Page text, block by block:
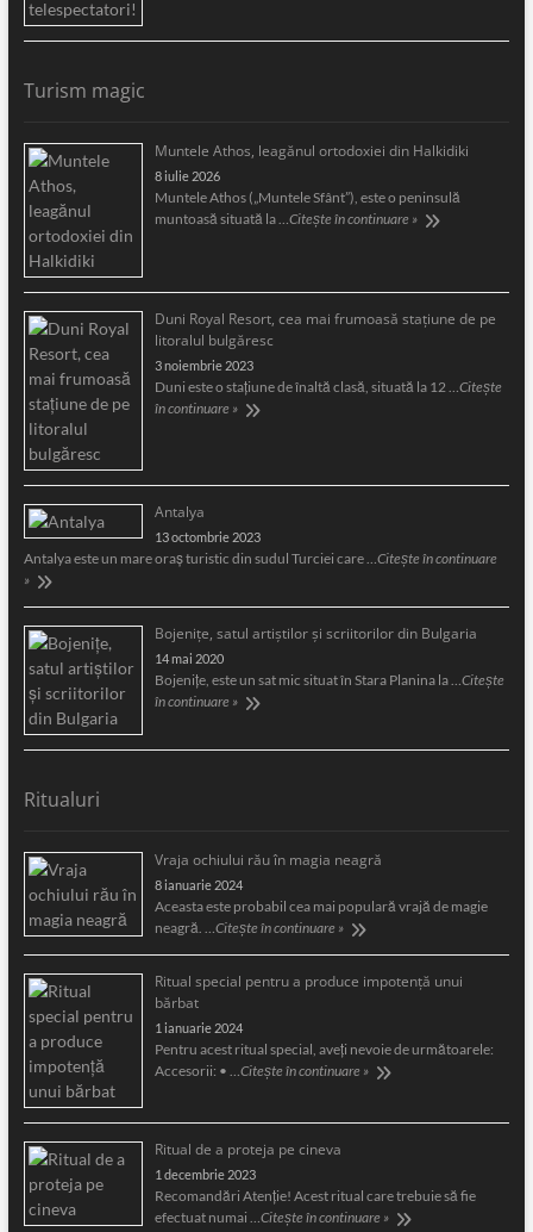
Turism magic
Muntele Athos, leagănul ortodoxiei din Halkidiki
8 iulie 2026
Muntele Athos („Muntele Sfânt”), este o peninsulă
muntoasă situată la … Citește în continuare »
Duni Royal Resort, cea mai frumoasă staţiune de pe
litoralul bulgăresc
3 noiembrie 2023
Duni este o staţiune de înaltă clasă, situată la 12 … Citește
în continuare »
Antalya
13 octombrie 2023
Antalya este un mare oraş turistic din sudul Turciei care … Citește în continuare
»
Bojeniţe, satul artiştilor şi scriitorilor din Bulgaria
14 mai 2020
Bojeniţe, este un sat mic situat în Stara Planina la … Citește
în continuare »
Ritualuri
Vraja ochiului rău în magia neagră
8 ianuarie 2024
Aceasta este probabil cea mai populară vrajă de magie
neagră. … Citește în continuare »
Ritual special pentru a produce impotență unui
bărbat
1 ianuarie 2024
Pentru acest ritual special, aveți nevoie de următoarele:
Accesorii: • … Citește în continuare »
Ritual de a proteja pe cineva
1 decembrie 2023
Recomandări Atenție! Acest ritual care trebuie să fie
efectuat numai … Citește în continuare »